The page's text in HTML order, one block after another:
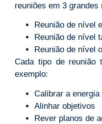
reuniões em 3 grandes
Reunião de nível
Reunião de nível
Reunião de nível
Cada tipo de reunião
exemplo:
Calibrar a energia
Alinhar objetivos
Rever planos de